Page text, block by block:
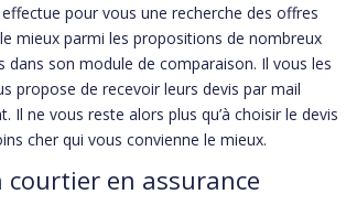
pour vous une recherche des offres
mieux parmi les propositions de nombreux
dans son module de comparaison. Il vous les
propose de recevoir leurs devis par mail
Il ne vous reste alors plus qu’à choisir le devis
cher qui vous convienne le mieux.
en assurance